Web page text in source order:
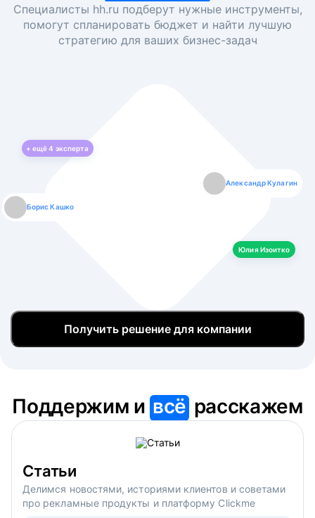
Специалисты hh.ru подберут нужные инструменты,
помогут спланировать бюджет и найти лучшую
стратегию для ваших бизнес-задач
+ ещё4 эксперта
Борис Кашко
Александр Кулагин
Юлия Изоитко
Юлия Изоитко
Даниил Макаров
Александр Кулагин
Екатерина Лазаренко
Даниил Макаров
Борис Кашко
Екатерина Лазаренко
Юлия Изоитко
Получить решение для компании
Поддержим ивсё расскажем
Статьи
Делимся новостями, историями клиентов и советами
про рекламные продукты и платформу Clickme